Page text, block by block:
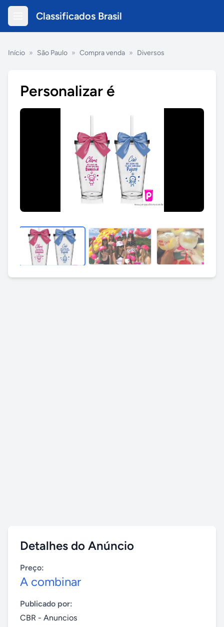
Classificados Brasil
Início » São Paulo » Compra venda » Diversos
Personalizar é
Detalhes do Anúncio
Preço:
A combinar
Publicado por:
CBR - Anuncios